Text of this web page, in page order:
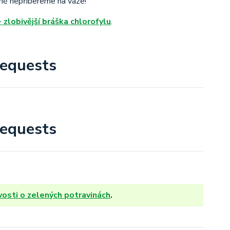
zlobivější bráška chlorofylu.
o zelených potravinách.